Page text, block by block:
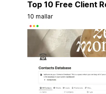
Top 10 Free Client
10 mallar